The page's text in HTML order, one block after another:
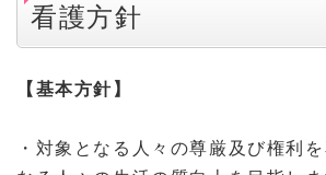
看護方針
【基本方針】
・対象となる人々の尊厳及び権利